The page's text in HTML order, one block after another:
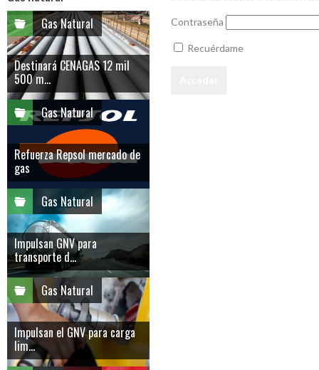
Contraseña
Recuérdame
Gas Natural
Destinará CENAGAS 12 mil
500 m...
Gas Natural
Refuerza Repsol mercado de
gas
Gas Natural
Impulsan GNV para
transporte d...
Gas Natural
Impulsan el GNV para carga
lim...